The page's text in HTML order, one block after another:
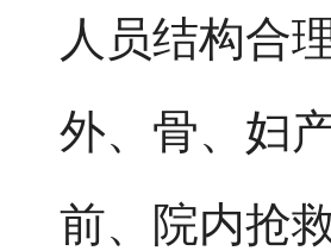
人员结构合
外、骨、妇
前、院内抢